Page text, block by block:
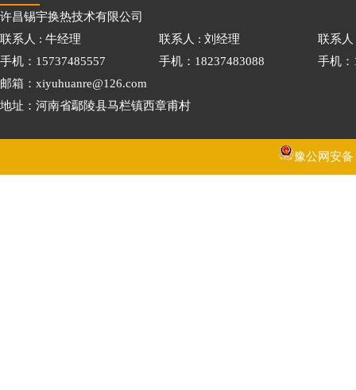
许昌锡宇换热技术有限公司
联系人 : 牛经理
联系人 : 刘经理
联系
手机：15737485557
手机：18237483088
手机：
邮箱：xiyuhuanre@126.com
地址：河南省鄢陵县马栏镇西章甫村
豫公网安备